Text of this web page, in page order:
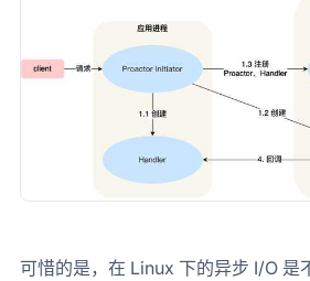
可惜的是，在 Linux 下的异步 I/O 是